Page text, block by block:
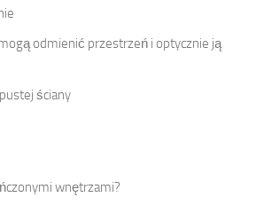
odmienić przestrzeń i optycznie ją
ściany
wnętrzami?